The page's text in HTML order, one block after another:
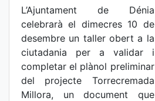
L’Ajuntament de Dénia
celebrarà el dimecres 10 de
desembre un taller obert a la
ciutadania per a validar i
completar el plànol preliminar
del projecte Torrecremada
Millora, un document que